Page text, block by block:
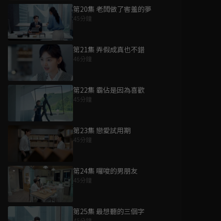
第20集 老闆做了害羞的夢
45分鐘
第21集 弄假成真也不錯
46分鐘
第22集 霸佔是因為喜歡
45分鐘
第23集 戀愛試用期
45分鐘
第24集 囉唆的男朋友
45分鐘
第25集 最想聽的三個字